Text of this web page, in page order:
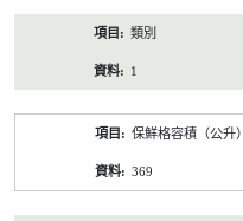
類別
1
保鮮格容積（公升）
369